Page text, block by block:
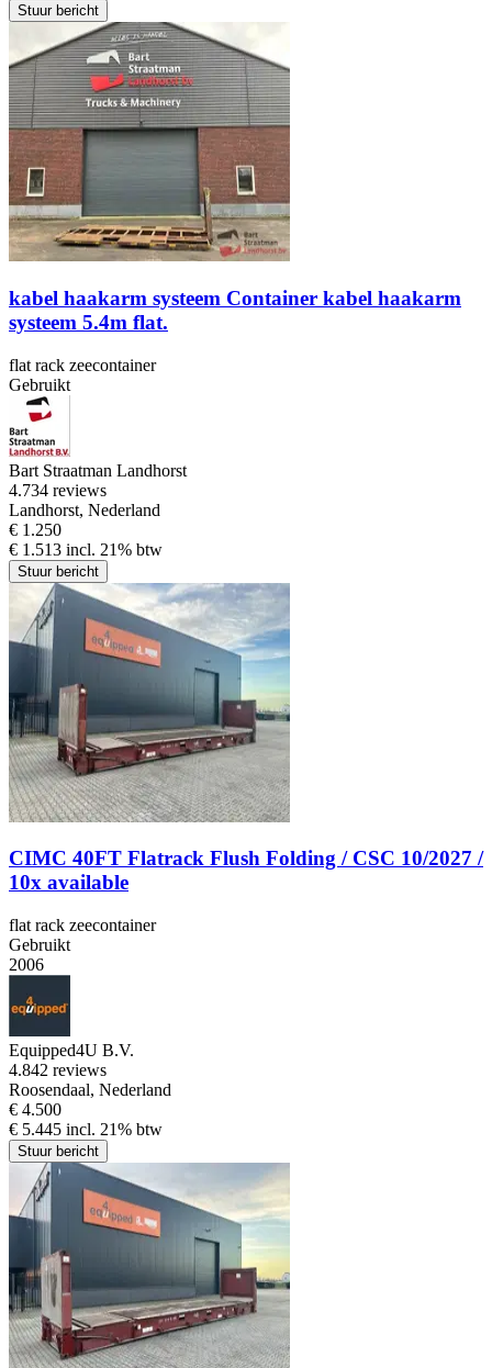
Stuur bericht
kabel haakarm systeem Container kabel haakarm
systeem 5.4m flat.
flat rack zeecontainer
Gebruikt
Bart Straatman Landhorst
4.734 reviews
Landhorst, Nederland
€ 1.250
€ 1.513 incl. 21% btw
Stuur bericht
CIMC 40FT Flatrack Flush Folding / CSC 10/2027 /
10x available
flat rack zeecontainer
Gebruikt
2006
Equipped4U B.V.
4.842 reviews
Roosendaal, Nederland
€ 4.500
€ 5.445 incl. 21% btw
Stuur bericht